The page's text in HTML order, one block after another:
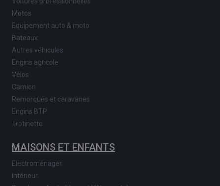
Motos
Equipement auto & moto
Bateaux
Autres véhicules
Engins agricole
Vélos
Camion
Remorques et caravanes
Engins BTP
Trotinette
MAISONS ET ENFANTS
Electroménager
Intérieur